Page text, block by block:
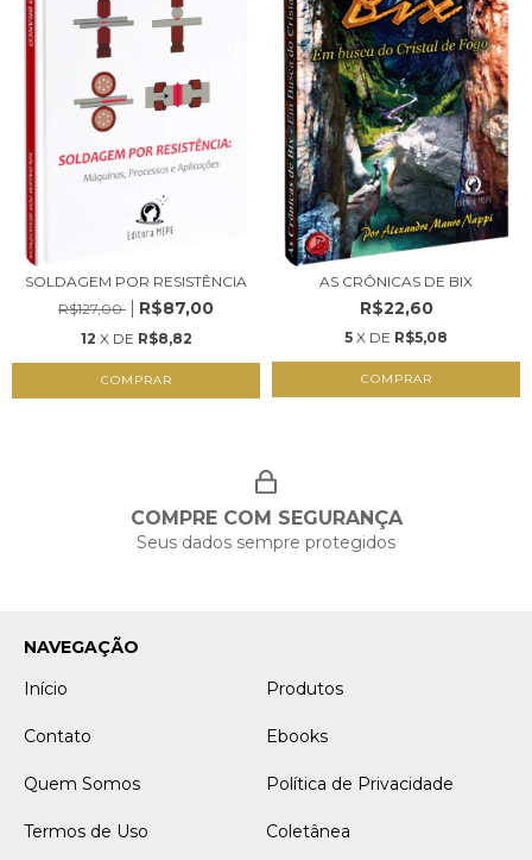
SOLDAGEM POR RESISTÊNCIA
R$127,00
R$87,00
12 X DE R$8,82
COMPRAR
AS CRÔNICAS DE BIX
R$22,60
5 X DE R$5,08
COMPRAR
COMPRE COM SEGURANÇA
Seus dados sempre protegidos
NAVEGAÇÃO
Início
Produtos
Contato Ebooks
Quem Somos Política de Privacidade
Termos de Uso Coletânea